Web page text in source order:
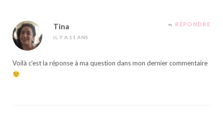
Tina
IL Y A 11 ANS
RÉPONDRE
Voilà c’est la réponse à ma question dans mon dernier commentaire